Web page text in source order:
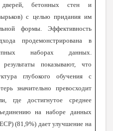
дверей, бетонных стен и
с целью придания им
формы. Эффективность
продемонстрирована в
наборах данных.
результаты показывают, что
глубокого обучения с
значительно превосходит
где достигнутое среднее
на наборе данных
(81,9%) дает улучшение на